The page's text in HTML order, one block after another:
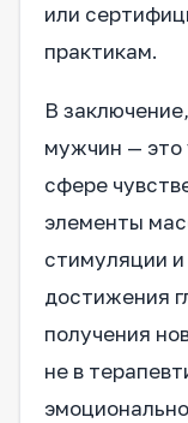
или
практикам.
В
мужчин — это
сфере
элементы
стимуляции
достижения
получения
не в